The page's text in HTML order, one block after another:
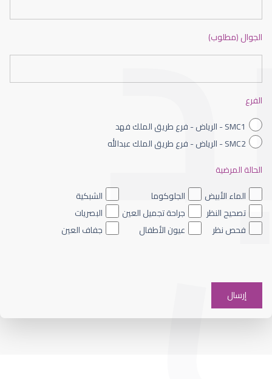
ضعف نظر الاطفال
ضعف نظر العين اليسرى
الجوال (مطلوب)
الفرع
SMC1 - الرياض - فرع طريق الملك فهد
SMC2 - الرياض - فرع طريق الملك عبدالله
الحالة المرضية
الماء الأبيض
الجلوكوما
الشبكية
تصحيح النظر
جراحة تجميل العين
البصريات
فحص نظر
عيون الأطفال جفاف العين